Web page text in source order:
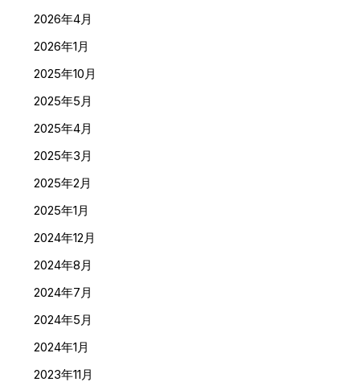
2026年4月
2026年1月
2025年10月
2025年5月
2025年4月
2025年3月
2025年2月
2025年1月
2024年12月
2024年8月
2024年7月
2024年5月
2024年1月
2023年11月